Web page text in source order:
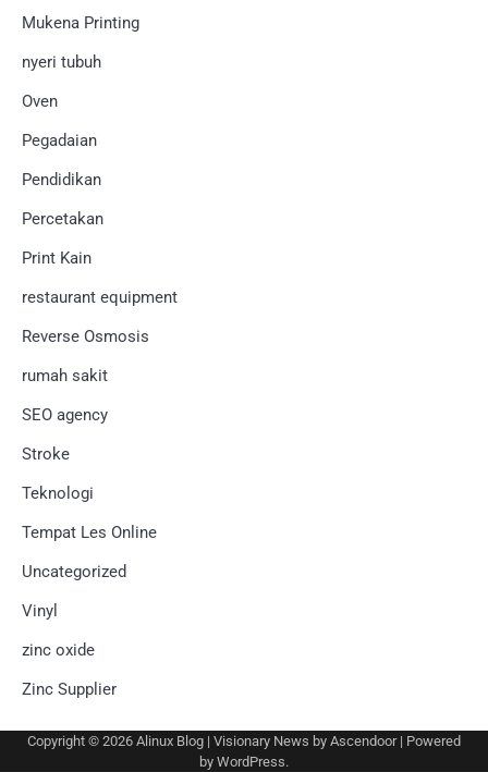
Mukena Printing
nyeri tubuh
Oven
Pegadaian
Pendidikan
Percetakan
Print Kain
restaurant equipment
Reverse Osmosis
rumah sakit
SEO agency
Stroke
Teknologi
Tempat Les Online
Uncategorized
Vinyl
zinc oxide
Zinc Supplier
Copyright © 2026 Alinux Blog | Visionary News by Ascendoor| Powered
by WordPress.